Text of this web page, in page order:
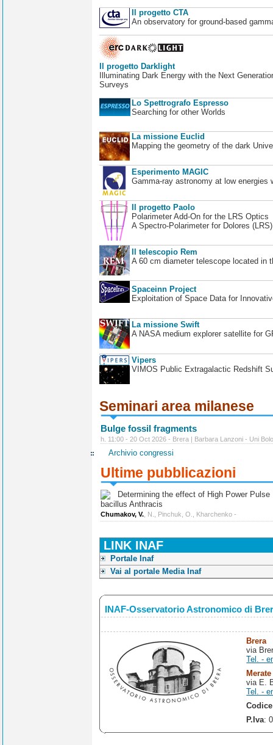
Il progetto CTA
An observatory for ground-based
Il progetto Darklight
Illuminating Dark Energy with the Next
Surveys
Lo Spettrografo Espresso
Searching for other Worlds
La missione Euclid
Mapping the geometry of the dark
Esperimento MAGIC
Gamma-ray astronomy at low energies
Il progetto Paolo
Polarimeter Add-On for the LRS Optics
A Spectro-Polarimeter for Dolores
Il telescopio Rem
A 60 cm diameter telescope located in
Spaceinn Project
Exploitation of Space Data for
La missione Swift
A NASA medium explorer satellite for
Vipers
VIMOS Public Extragalactic Redshift
Seminari area milanese
Bulge fossil fragments
h. 11:00 - 20 Oct 2026 - Brera | Barbara Lanzoni - Uni
Archivio congressi
Ultime pubblicazioni
Determining the effect of High Power Pulse
bacillus Anthracis
Chumakov, V. , N., Pinchuk, O., Kharchenko -
LINK INAF
Portale Inaf
Vai al portale Media Inaf
INAF-Osservatorio Astronomico di
Brera
via
Tel. -
Merate
via E.
Tel. -
P.Iva: